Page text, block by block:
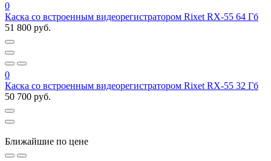
0
Каска со встроенным видеорегистратором Rixet RX-55 64 Гб
51 800 руб.
0
Каска со встроенным видеорегистратором Rixet RX-55 32 Гб
50 700 руб.
Ближайшие по цене